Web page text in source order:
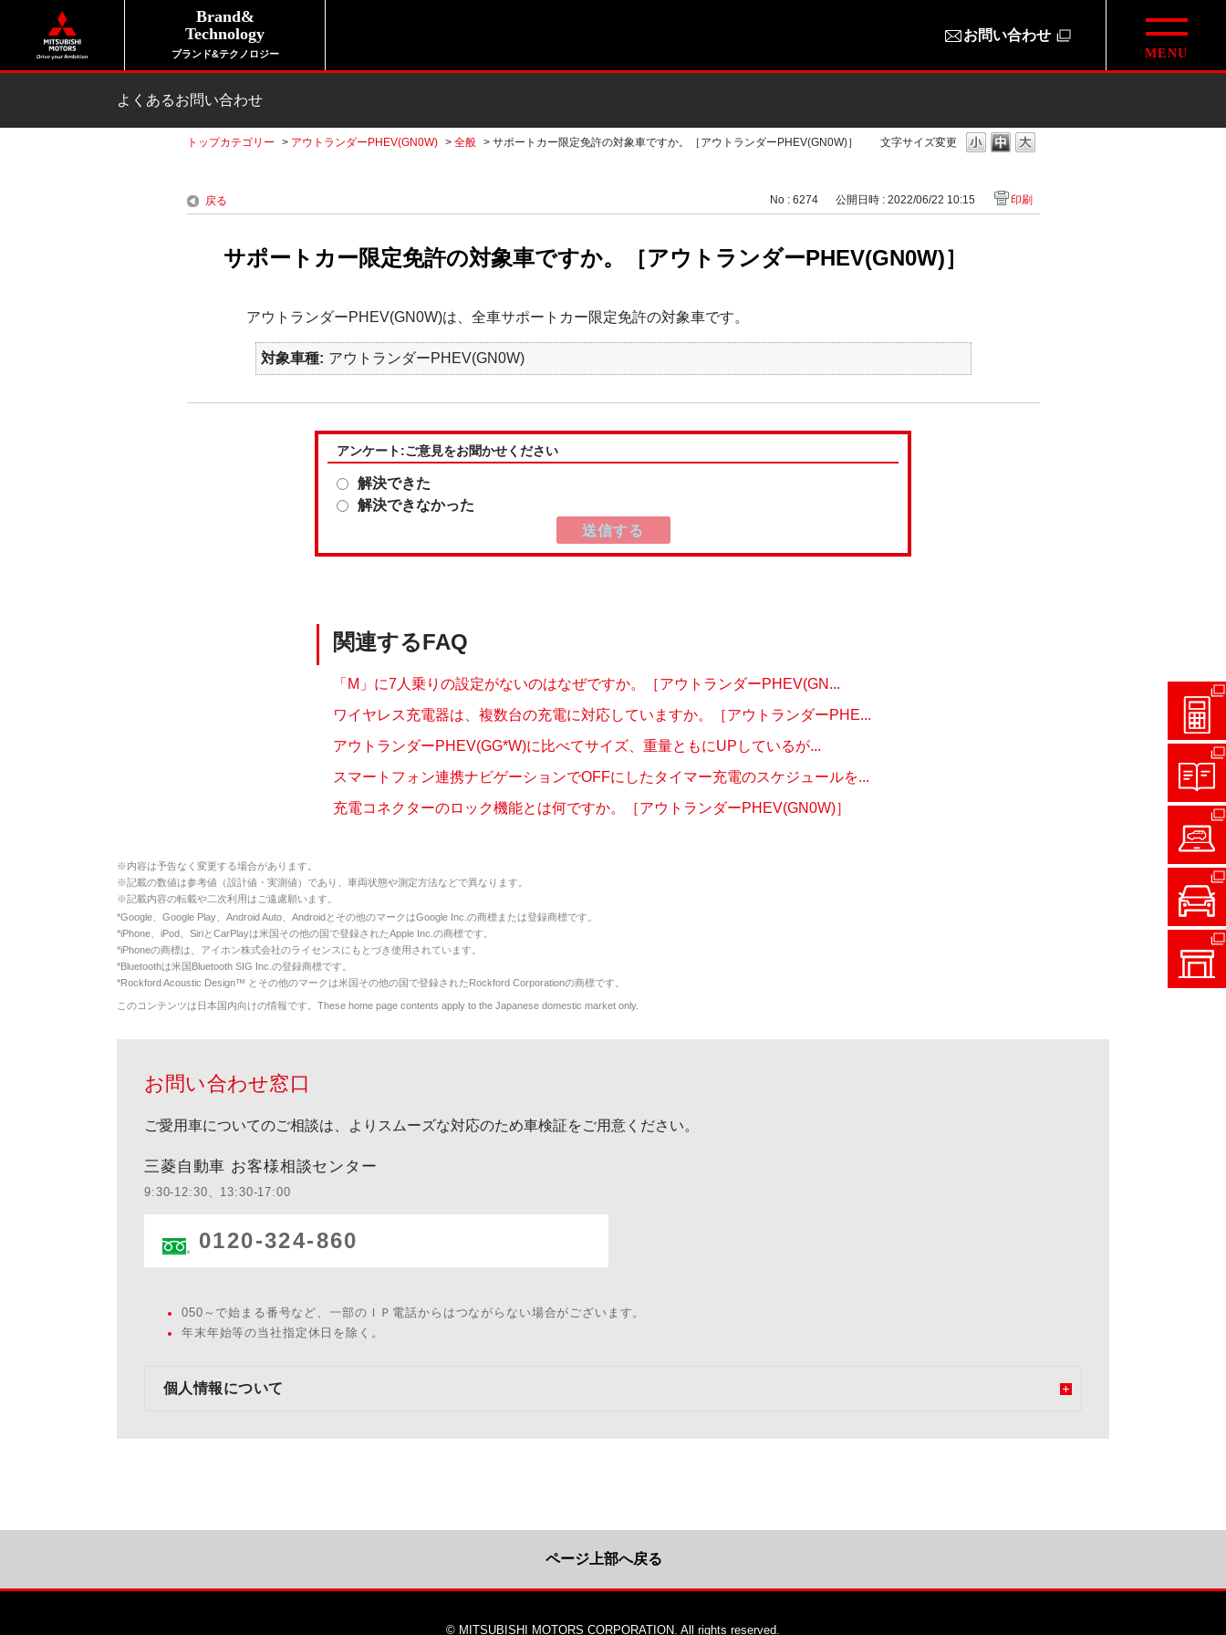
Brand&
Technology
ブランド&テクノロジー
お問い合わせ
よくあるお問い合わせ
文字サイズ変更
トップカテゴリー > アウトランダーPHEV(GN0W) > 全般 > サポートカー限定免許の対象車ですか。［アウトランダーPHEV(GN0W)］
戻る No : 6274 公開日時 : 2022/06/22 10:15 印刷
サポートカー限定免許の対象車ですか。［アウトランダーPHEV(GN0W)］
アウトランダーPHEV(GN0W)は、全車サポートカー限定免許の対象車です。
対象車種 アウトランダーPHEV(GN0W)
アンケート:ご意見をお聞かせください
解決できた
解決できなかった
関連するFAQ
「M」に7人乗りの設定がないのはなぜですか。［アウトランダーPHEV(GN...
ワイヤレス充電器は、複数台の充電に対応していますか。［アウトランダーPHE...
アウトランダーPHEV(GG*W)に比べてサイズ、重量ともにUPしているが...
スマートフォン連携ナビゲーションでOFFにしたタイマー充電のスケジュールを...
充電コネクターのロック機能とは何ですか。［アウトランダーPHEV(GN0W)］
※内容は予告なく変更する場合があります。
※記載の数値は参考値（設計値・実測値）であり、車両状態や測定方法などで異なります。
※記載内容の転載や二次利用はご遠慮願います。
*Google、Google Play、Android Auto、Androidとその他のマークはGoogle Inc.の商標または登録商標です。
*iPhone、iPod、SiriとCarPlayは米国その他の国で登録されたApple Inc.の商標です。
*iPhoneの商標は、アイホン株式会社のライセンスにもとづき使用されています。
*Bluetoothは米国Bluetooth SIG Inc.の登録商標です。
*Rockford Acoustic Design™ とその他のマークは米国その他の国で登録されたRockford Corporationの商標です。
このコンテンツは日本国内向けの情報です。These home page contents apply to the Japanese domestic market only.
お問い合わせ窓口
ご愛用車についてのご相談は、よりスムーズな対応のため車検証をご用意ください。
三菱自動車 お客様相談センター
9:30-12:30、13:30-17:00
0120-324-860
050～で始まる番号など、一部のＩＰ電話からはつながらない場合がございます。
年末年始等の当社指定休日を除く。
個人情報について
ページ上部へ戻る
© MITSUBISHI MOTORS CORPORATION. All rights reserved.